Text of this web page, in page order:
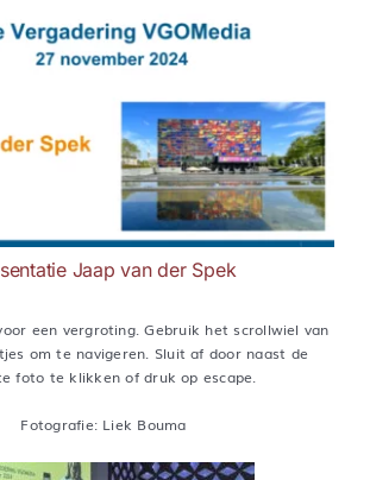
Jaap van der Spek
een vergroting. Gebruik het scrollwiel van
om te navigeren. Sluit af door naast de
foto te klikken of druk op escape.
Fotografie: Liek Bouma